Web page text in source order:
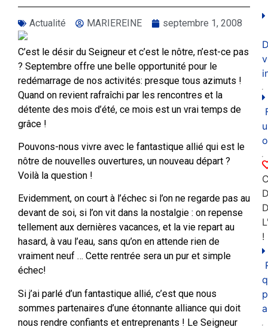
Actualité MARIEREINE septembre 1, 2008
C’est le désir du Seigneur et c’est le nôtre, n’est-ce pas
? Septembre offre une belle opportunité pour le
redémarrage de nos activités: presque tous azimuts !
Quand on revient rafraîchi par les rencontres et la
détente des mois d’été, ce mois est un vrai temps de
grâce !
Pouvons-nous vivre avec le fantastique allié qui est le
nôtre de nouvelles ouvertures, un nouveau départ ?
Voilà la question !
Evidemment, on court à l’échec si l’on ne regarde pas au
devant de soi, si l’on vit dans la nostalgie : on repense
tellement aux dernières vacances, et la vie repart au
hasard, à vau l’eau, sans qu’on en attende rien de
vraiment neuf … Cette rentrée sera un pur et simple
échec!
Si j’ai parlé d’un fantastique allié, c’est que nous
sommes partenaires d’une étonnante alliance qui doit
nous rendre confiants et entreprenants ! Le Seigneur
!